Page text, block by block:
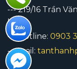
--- 219/16 Trần
HCM
--- Hotline: 0903
--- mail: